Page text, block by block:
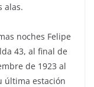
alas.
noches Felipe
43, al final de
de 1923 al
última estación